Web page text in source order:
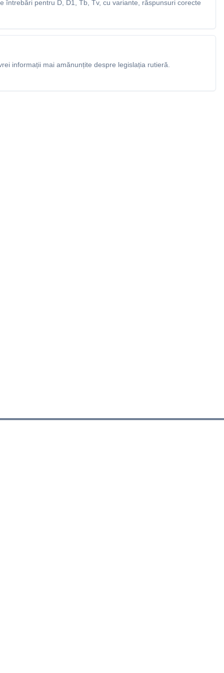
întrebări pentru D, D1, Tb, Tv, cu variante, răspunsuri corecte
informații mai amănunțite despre legislația rutieră.